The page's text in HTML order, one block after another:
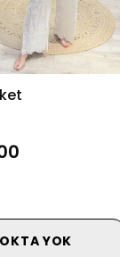
YOK